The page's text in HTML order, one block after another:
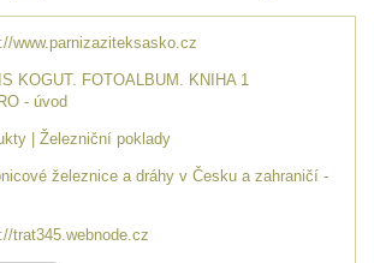
www.parnizaziteksasko.cz
KOGUT. FOTOALBUM. KNIHA 1
- úvod
| Železniční poklady
železnice a dráhy v Česku a zahraničí -
trat345.webnode.cz